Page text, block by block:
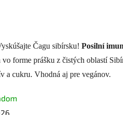
Čagu sibírsku! Posilní
vo forme prášku z čistých oblastí
a cukru. Vhodná aj pre vegánov.